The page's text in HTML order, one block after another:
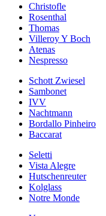
Christofle
Rosenthal
Thomas
Villeroy Y Boch
Atenas
Nespresso
Schott Zwiesel
Sambonet
IVV
Nachtmann
Bordallo Pinheiro
Baccarat
Seletti
Vista Alegre
Hutschenreuter
Kolglass
Notre Monde